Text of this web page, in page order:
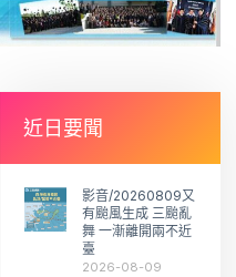
近日要聞
影音/20260809又
有颱風生成 三颱亂
舞 一漸離開兩不近
臺
2026-08-09